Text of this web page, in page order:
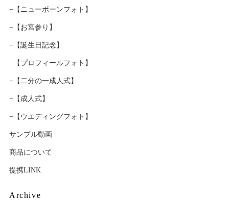
−【ニューボーンフォト】
−【お宮参り】
−【誕生日記念】
−【プロフィールフォト】
−【二分の一成人式】
−【成人式】
−【ウエディングフォト】
サンプル動画
商品について
提携LINK
Archive